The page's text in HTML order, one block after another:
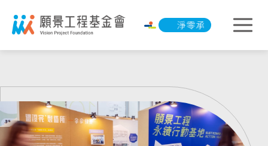
淨零承諾行動 淨零承諾